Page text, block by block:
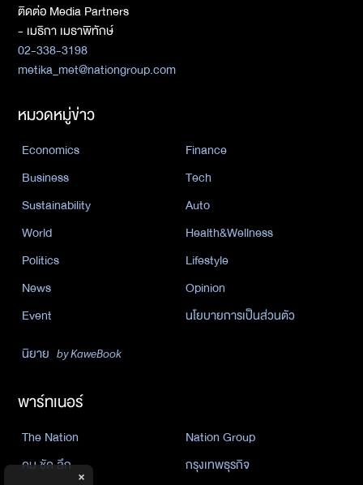
ติดต่อ Media Partners
- เมธิกา เมธาพิทักษ์
02-338-3198
metika_met@nationgroup.com
หมวดหมู่ข่าว
Economics
Finance
Business
Tech
Sustainability
Auto
World
Health&Wellness
Politics
Lifestyle
News
Opinion
Event
นโยบายการเป็นส่วนตัว
นิยาย by KaweBook
พาร์ทเนอร์
The Nation
Nation Group
คม ชัด ลึก
กรุงเทพธุรกิจ
×